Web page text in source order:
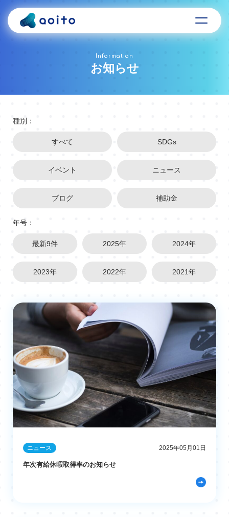
Information
お知らせ
種別：
すべて SDGs
イベント ニュース
ブログ 補助金
年号：
最新9件 2025年 2024年
2023年 2022年 2021年
ニュース 2025年05月01日
年次有給休暇取得率のお知らせ